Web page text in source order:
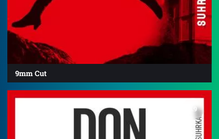
9mm Cut
3.9